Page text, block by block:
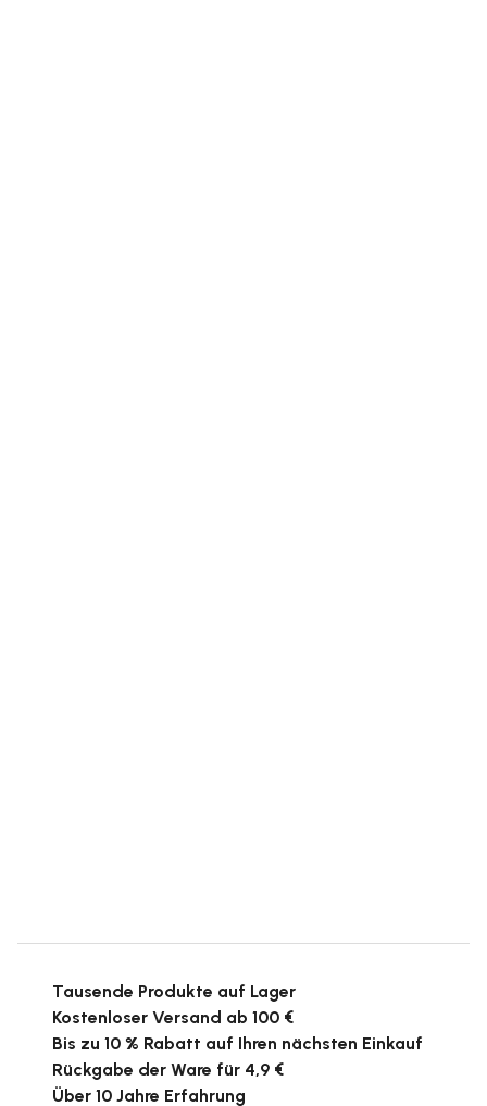
Tausende Produkte auf Lager
Kostenloser Versand ab 100 €
Bis zu 10 % Rabatt auf Ihren nächsten Einkauf
Rückgabe der Ware für 4,9 €
Über 10 Jahre Erfahrung